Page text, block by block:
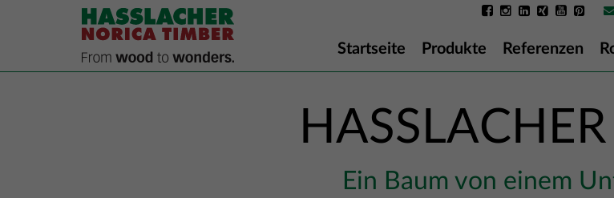
Startseite Produkte Referenzen
Ein Baum von einem